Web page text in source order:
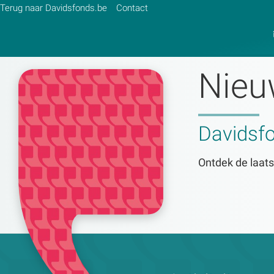
Terug naar Davidsfonds.be Contact
Ontdek de
Zoek: